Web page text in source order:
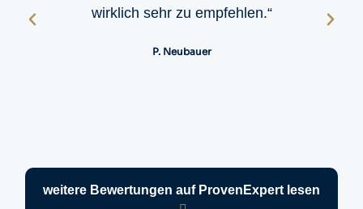
wirklich sehr zu empfehlen.“
P. Neubauer
weitere Bewertungen auf ProvenExpert lesen